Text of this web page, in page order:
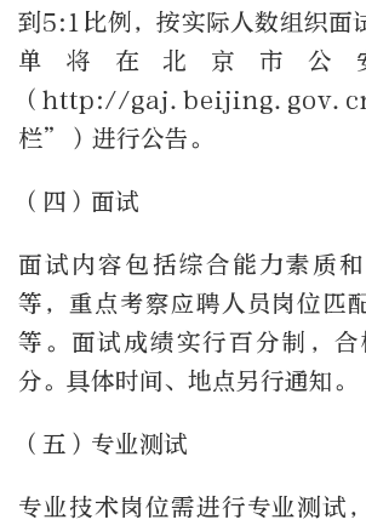
到5:1比例，按实际人数组织面
单将在北京市公
（http://
栏”）进行公告。
（四）面试
面试内容包括综合能力素质
等，重点考察应聘人员岗位匹
等。面试成绩实行百分制，
分。具体时间、地点另行通知。
（五）专业测试
专业技术岗位需进行专业测试